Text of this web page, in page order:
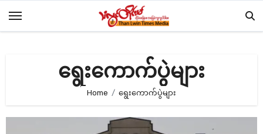
ရွေးကောက်ပွဲများ
Home ရွေးကောက်ပွဲများ